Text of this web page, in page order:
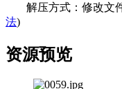
解压方式：修改文
法)
资源预览